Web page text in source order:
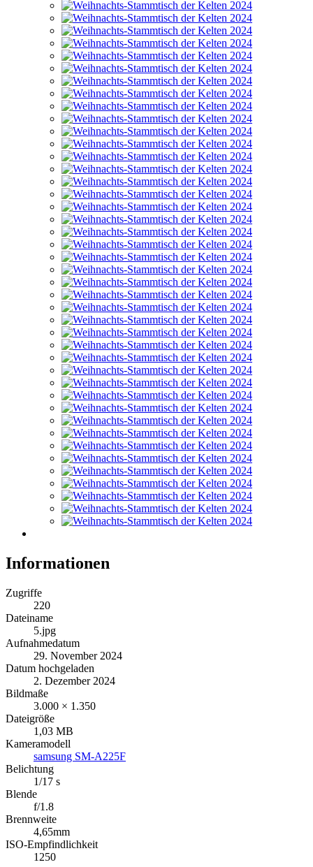
Informationen
Zugriffe
220
Dateiname
5.jpg
Aufnahmedatum
29. November 2024
Datum hochgeladen
2. Dezember 2024
Bildmaße
3.000 × 1.350
Dateigröße
1,03 MB
Kameramodell
samsung SM-A225F
Belichtung
1/17 s
Blende
f/1.8
Brennweite
4,65mm
ISO-Empfindlichkeit
1250